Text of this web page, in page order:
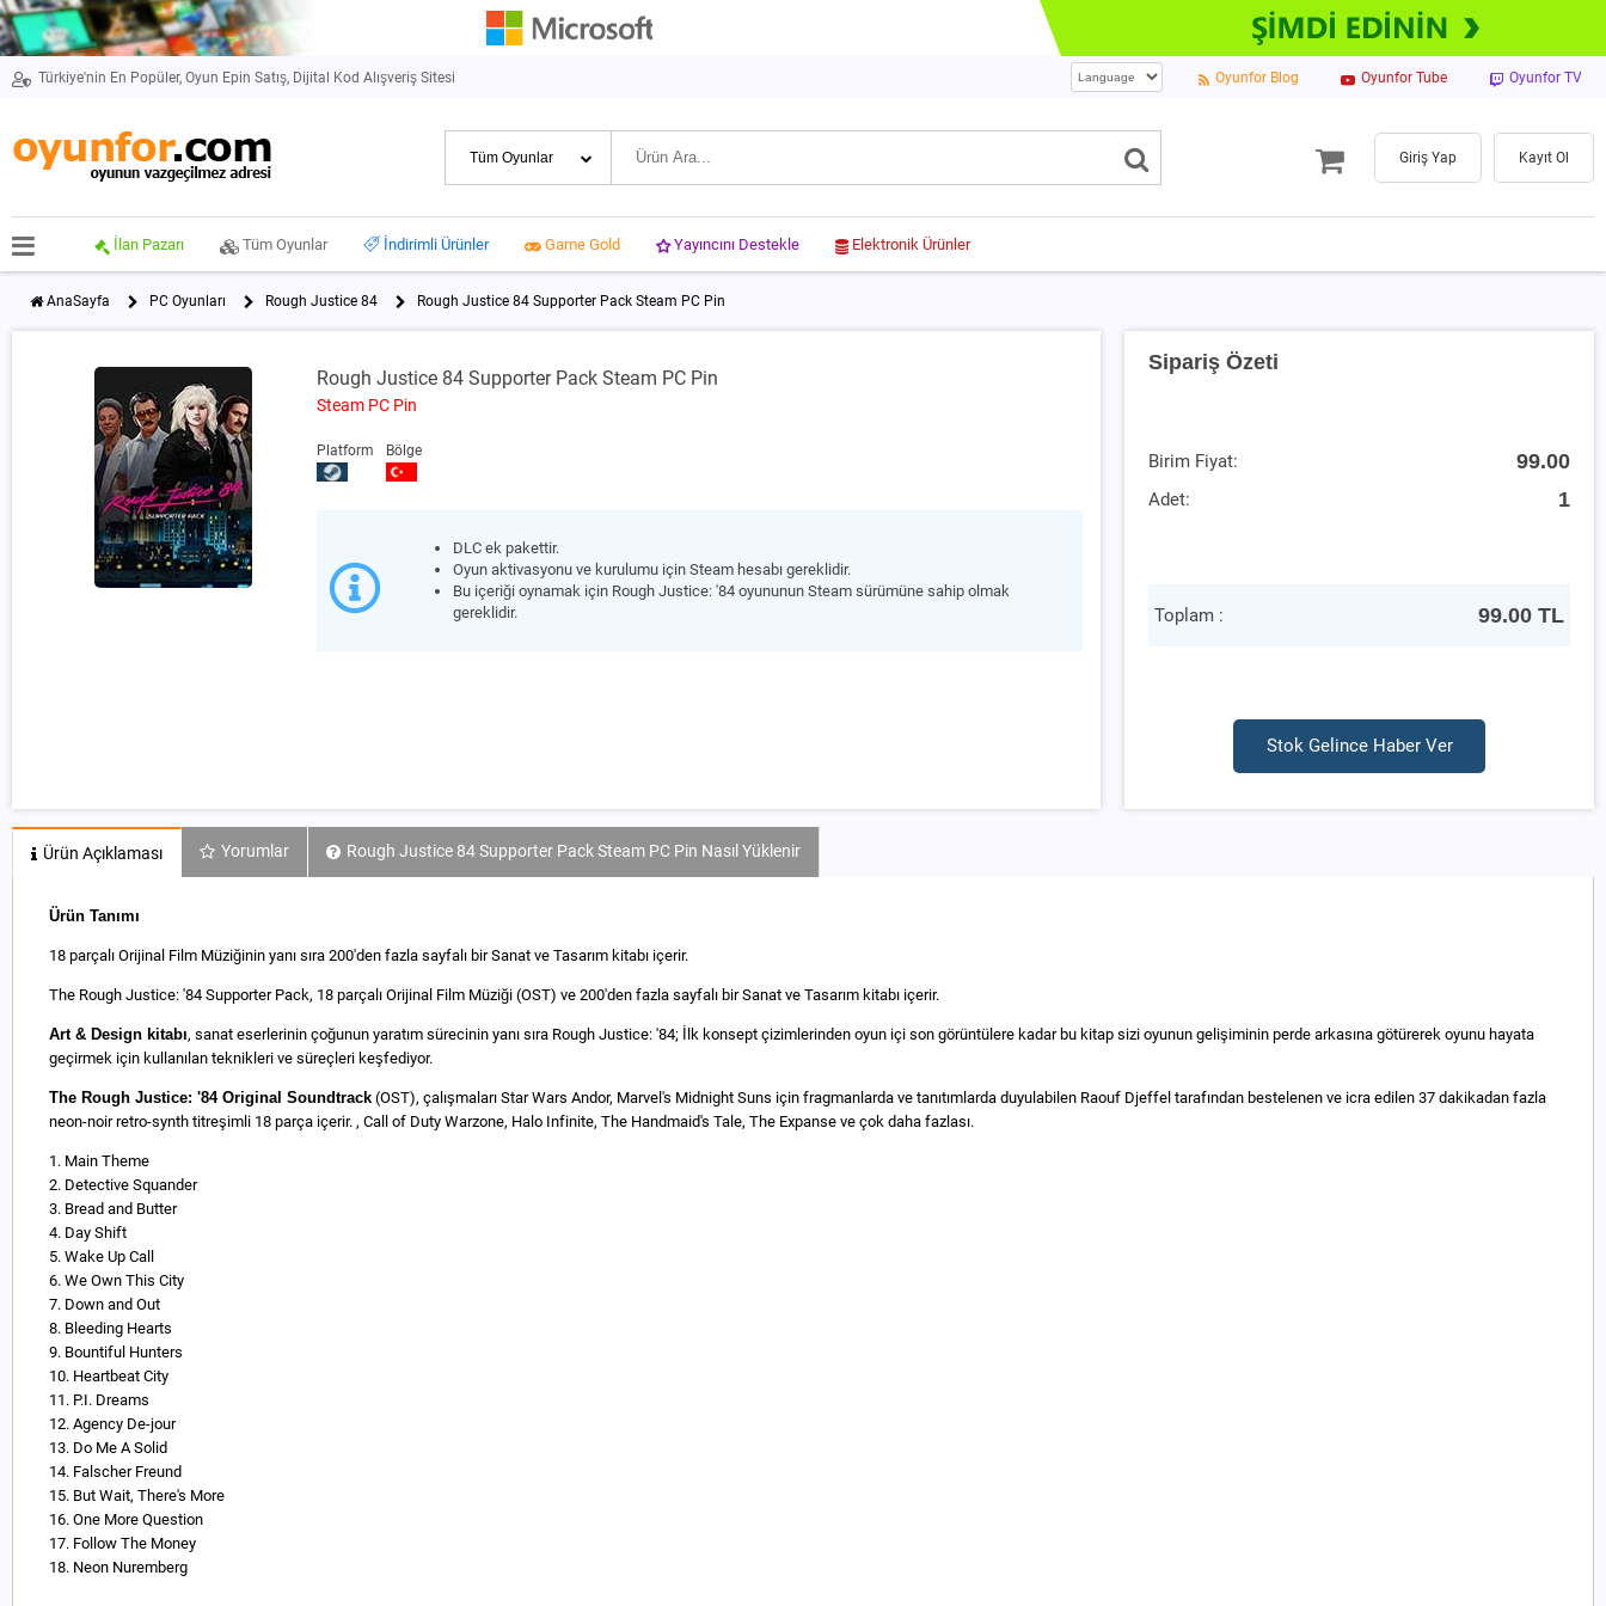
Türkiye'nin En Popüler, Oyun Epin Satış, Dijital Kod Alışveriş Sitesi Oyunfor Blog Oyunfor Tube Oyunfor TV
Giriş Yap Kayıt Ol
İlan Pazarı Tüm Oyunlar İndirimli Ürünler Game Gold Yayıncını Destekle Elektronik Ürünler
AnaSayfa PC Oyunları Rough Justice 84 Rough Justice 84 Supporter Pack Steam PC Pin
Rough Justice 84 Supporter Pack Steam PC Pin
Steam PC Pin
Platform Bölge
DLC ek pakettir.
Oyun aktivasyonu ve kurulumu için Steam hesabı gereklidir.
Bu içeriği oynamak için Rough Justice: '84 oyununun Steam sürümüne sahip olmak
gereklidir.
Sipariş Özeti
Birim Fiyat: 99.00
Adet: 1
Toplam : 99.00 TL
Stok Gelince Haber Ver
Ürün Açıklaması Yorumlar Rough Justice 84 Supporter Pack Steam PC Pin Nasıl Yüklenir
Ürün Tanımı
18 parçalı Orijinal Film Müziğinin yanı sıra 200'den fazla sayfalı bir Sanat ve Tasarım kitabı içerir.
The Rough Justice: '84 Supporter Pack, 18 parçalı Orijinal Film Müziği (OST) ve 200'den fazla sayfalı bir Sanat ve Tasarım kitabı içerir.
Art & Design kitabı, sanat eserlerinin çoğunun yaratım sürecinin yanı sıra Rough Justice: '84; İlk konsept çizimlerinden oyun içi son görüntülere kadar bu kitap sizi oyunun gelişiminin perde arkasına götürerek oyunu hayata
geçirmek için kullanılan teknikleri ve süreçleri keşfediyor.
The Rough Justice: '84 Original Soundtrack (OST), çalışmaları Star Wars Andor, Marvel's Midnight Suns için fragmanlarda ve tanıtımlarda duyulabilen Raouf Djeffel tarafından bestelenen ve icra edilen 37 dakikadan fazla
neon-noir retro-synth titreşimli 18 parça içerir. , Call of Duty Warzone, Halo Infinite, The Handmaid's Tale, The Expanse ve çok daha fazlası.
1. Main Theme
2. Detective Squander
3. Bread and Butter
4. Day Shift
5. Wake Up Call
6. We Own This City
7. Down and Out
8. Bleeding Hearts
9. Bountiful Hunters
10. Heartbeat City
11. P.I. Dreams
12. Agency De-jour
13. Do Me A Solid
14. Falscher Freund
15. But Wait, There's More
16. One More Question
17. Follow The Money
18. Neon Nuremberg